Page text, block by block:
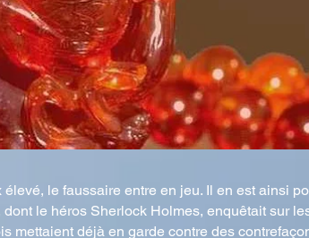
le faussaire entre en jeu. Il en est ainsi
le héros Sherlock Holmes, enquêtait sur
mettaient déjà en garde contre des